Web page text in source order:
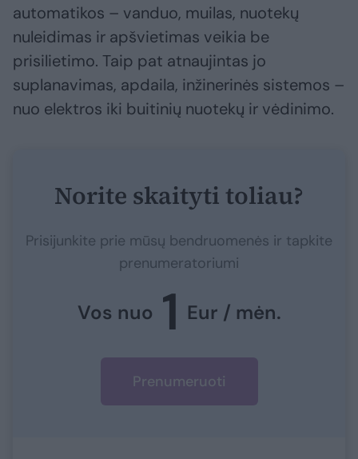
automatikos – vanduo, muilas, nuotekų
nuleidimas ir apšvietimas veikia be
prisilietimo. Taip pat atnaujintas jo
suplanavimas, apdaila, inžinerinės sistemos –
nuo elektros iki buitinių nuotekų ir vėdinimo.
Norite skaityti toliau?
Prisijunkite prie mūsų bendruomenės ir tapkite
prenumeratoriumi
Vos nuo 1 Eur / mėn.
Prenumeruoti